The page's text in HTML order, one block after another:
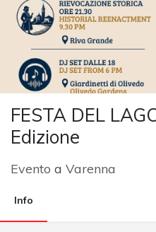
FESTA DEL
Edizione
Evento a Varenna
Info